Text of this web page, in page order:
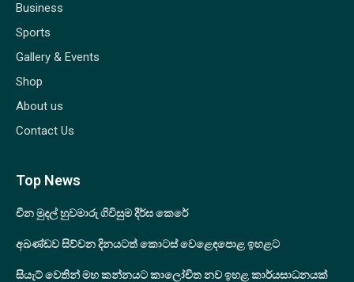
Business
Sports
Gallery & Events
Shop
About us
Contact Us
Top News
චීන මුදල් හුවමාරු ගිවිසුම දීර්ඝ කෙරේ
අඛණ්ඩව සිව්වන දිනයටත් කොටස් වෙළෙඳපොළ ඉහළට
සියැට් වෙතින් මහ කන්නයට කාලෝචිත නව ඉහළ කාර්යසාධනයක්